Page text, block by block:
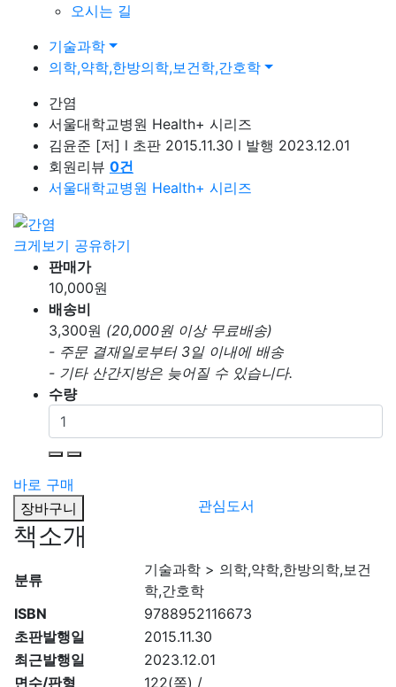
오시는 길
기술과학
의학,약학,한방의학,보건학,간호학
간염
서울대학교병원 Health+ 시리즈
김윤준 [저] l 초판 2015.11.30 l 발행 2023.12.01
회원리뷰 0건
서울대학교병원 Health+ 시리즈
크게보기 공유하기
판매가
10,000원
배송비
3,300원 (20,000원 이상 무료배송)
- 주문 결재일로부터 3일 이내에 배송
- 기타 산간지방은 늦어질 수 있습니다.
수량
바로 구매
장바구니
관심도서
책소개
분류
기술과학 > 의학,약학,한방의학,보건
학,간호학
ISBN
9788952116673
초판발행일
2015.11.30
최근발행일
2023.12.01
면수/판형
122(쪽) /